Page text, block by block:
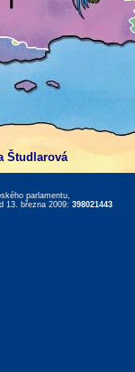
Študlarová
parlamentu,
13. března 2009: 398021443